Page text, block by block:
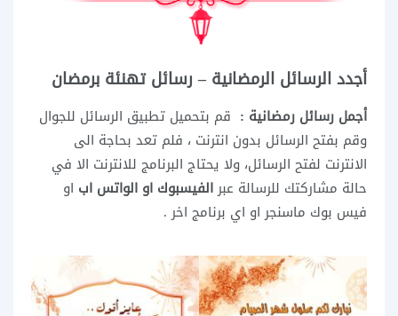
أجدد الرسائل الرمضانية – رسائل تهنئة برمضان
أجمل رسائل رمضانية : قم بتحميل تطبيق الرسائل للجوال
وقم بفتح الرسائل بدون انترنت ، فلم تعد بحاجة الى
الانترنت لفتح الرسائل، ولا يحتاج البرنامج للانترنت الا في
حالة مشاركتك للرسالة عبر الفيسبوك او الواتس اب او
فيس بوك ماسنجر او اي برنامج اخر .